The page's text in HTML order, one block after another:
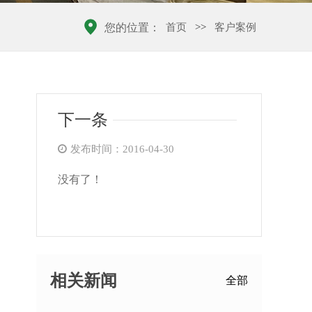
您的位置： 首页 >> 客户案例
下一条
发布时间：2016-04-30
没有了！
相关新闻 全部